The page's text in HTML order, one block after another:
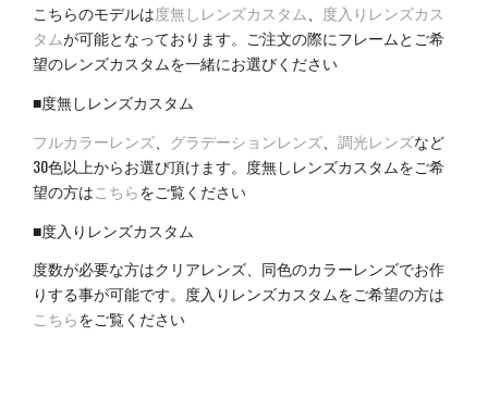
こちらのモデルは度無しレンズカスタム
度入りレンズカス
タムが可能となっております。ご注文の際にフレームとご希
望のレンズカスタムを一緒にお選びください
■度無しレンズカスタム
フルカラーレンズ
グラデーションレンズ 調光レンズなど
30色以上からお選び頂けます。度無しレンズカスタムをご希
望の方はこちらをご覧ください
■度入りレンズカスタム
度数が必要な方はクリアレンズ、同色のカラーレンズでお作
りする事が可能です。度入りレンズカスタムをご希望の方は
こちらをご覧ください